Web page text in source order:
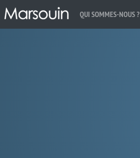
QUI SOMMES-NOUS ?